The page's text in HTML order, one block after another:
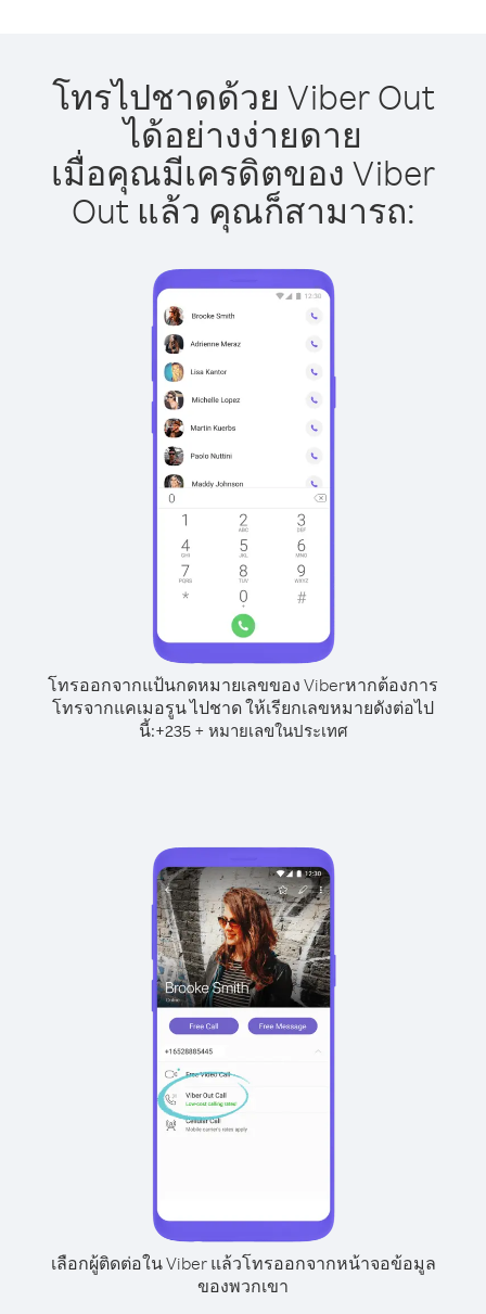
โทรไปชาดด้วย Viber Out
ได้อย่างง่ายดาย
เมื่อคุณมีเครดิตของ Viber
Out แล้ว คุณก็สามารถ:
โทรออกจากแป้นกดหมายเลขของ Viberหากต้องการ
โทรจากแคเมอรูน ไปชาด ให้เรียกเลขหมายดังต่อไป
นี้:+235+ หมายเลขในประเทศ
เลือกผู้ติดต่อใน Viber แล้วโทรออกจากหน้าจอข้อมูล
ของพวกเขา